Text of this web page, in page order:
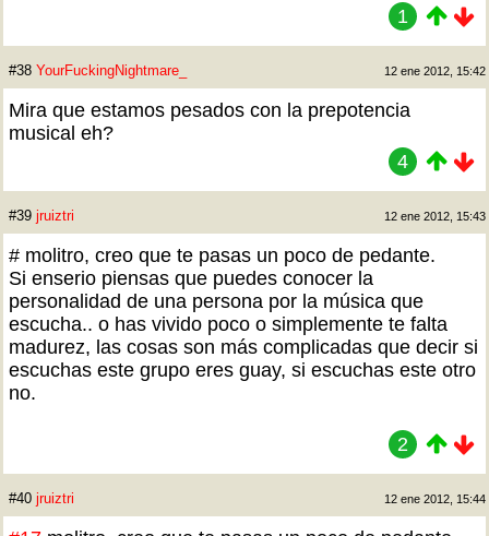
1
#38 YourFuckingNightmare_ 12 ene 2012, 15:42
Mira que estamos pesados con la prepotencia
musical eh?
4
#39 jruiztri 12 ene 2012, 15:43
# molitro, creo que te pasas un poco de pedante.
Si enserio piensas que puedes conocer la
personalidad de una persona por la música que
escucha.. o has vivido poco o simplemente te falta
madurez, las cosas son más complicadas que decir si
escuchas este grupo eres guay, si escuchas este otro
no.
2
#40 jruiztri 12 ene 2012, 15:44